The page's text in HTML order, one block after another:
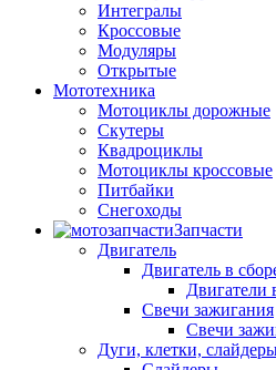
Интегралы
Кроссовые
Модуляры
Открытые
Мототехника
Мотоциклы дорожные
Скутеры
Квадроциклы
Мотоциклы кроссовые
Питбайки
Снегоходы
Запчасти
Двигатель
Двигатель в
Двигатели
Свечи зажигания
Свечи
Дуги, клетки,